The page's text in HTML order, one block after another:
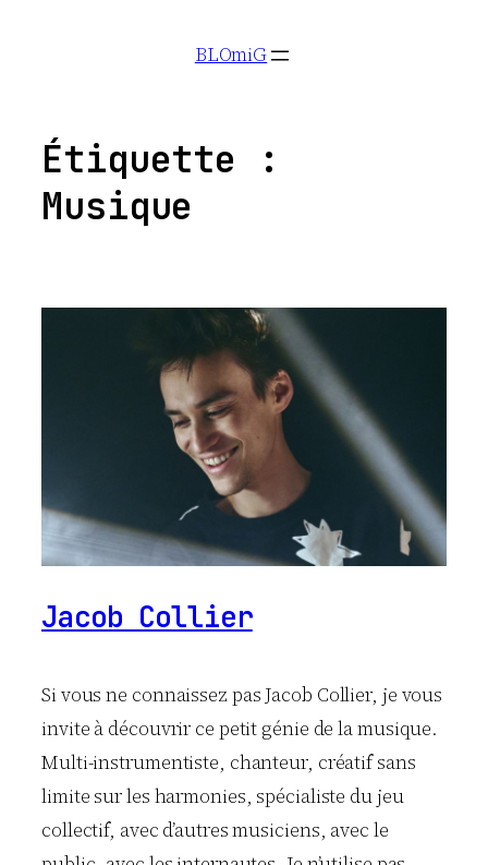
BLOmiG
Étiquette :
Musique
Jacob Collier
Si vous ne connaissez pas Jacob Collier, je vous
invite à découvrir ce petit génie de la musique.
Multi-instrumentiste, chanteur, créatif sans
limite sur les harmonies, spécialiste du jeu
collectif, avec d’autres musiciens, avec le